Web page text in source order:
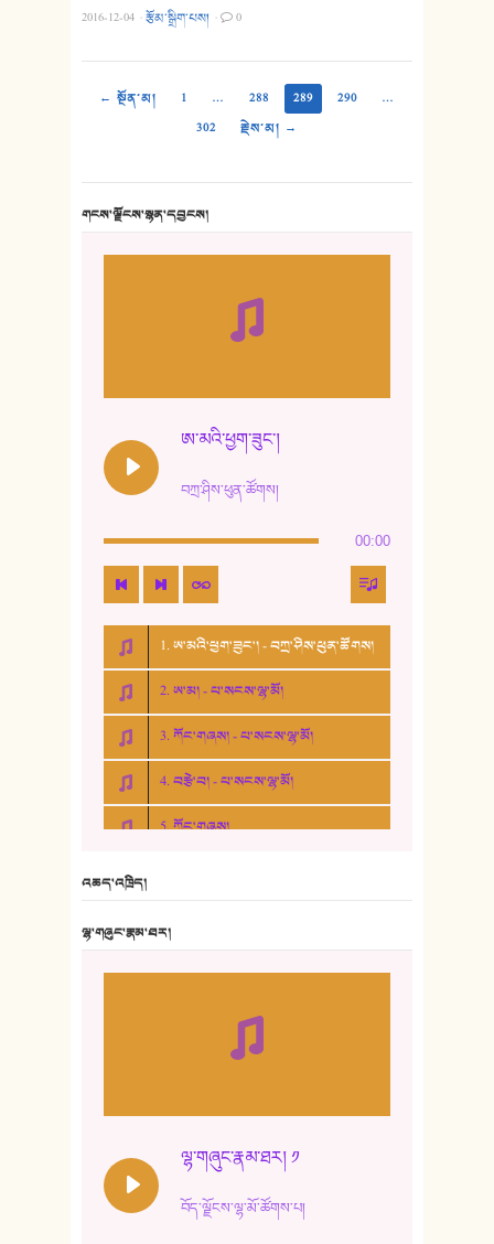
2016-12-04 ·རྩོམ་སྒྲིག་པས། · 0
← སྔོན་མ། 1 … 288 289 290
…
302
རྗེས་མ། →
གངས་ལྗོངས་སྙན་དབྱངས།
ཨ་མའི་ཕྱག་ཟུང་།
བཀྲ་ཤིས་ཕུན་ཚོགས།
00:00
1. ཨ་མའི་ཕྱག་ཟུང་། - བཀྲ་ཤིས་ཕུན་ཚོགས།
2. ཨ་མ། - པ་སངས་ལྷ་མོ།
3. ཀོང་གཞས། - པ་སངས་ལྷ་མོ།
4. བརྩེ་བ། - པ་སངས་ལྷ་མོ།
5. ཀོང་གཞས།
10. ཆང་གཞས། ༣
འཆད་འཁྲིད།
ལྷ་གཞུང་རྣམ་ཐར།
ལྷ་གཞུང་རྣམ་ཐར། ༡
བོད་ལྗོངས་ལྷ་མོ་ཚོགས་པ།